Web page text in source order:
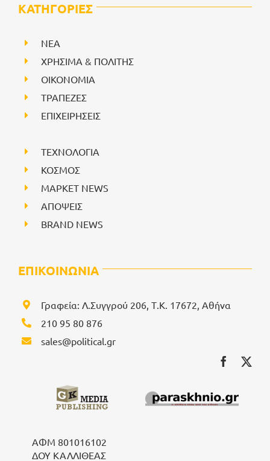
ΚΑΤΗΓΟΡΙΕΣ
NEA
ΧΡΗΣΙΜΑ & ΠΟΛΙΤΗΣ
ΟΙΚΟΝΟΜΙΑ
ΤΡΑΠΕΖΕΣ
ΕΠΙΧΕΙΡΗΣΕΙΣ
ΤΕΧΝΟΛΟΓΙΑ
ΚΟΣΜΟΣ
ΜΑΡΚΕΤ NEWS
ΑΠΟΨΕΙΣ
BRAND NEWS
ΕΠΙΚΟΙΝΩΝΙΑ
Γραφεία: Λ.Συγγρού 206, Τ.Κ. 17672, Αθήνα
210 95 80 876
sales@political.gr
ΑΦΜ 801016102
ΔΟΥ ΚΑΛΛΙΘΕΑΣ